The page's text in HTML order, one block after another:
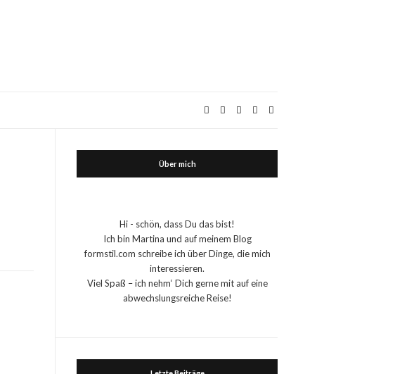
Über mich
Hi - schön, dass Du das bist!
Ich bin Martina und auf meinem Blog
formstil.com schreibe ich über Dinge, die mich
interessieren.
Viel Spaß – ich nehm‘ Dich gerne mit auf eine
abwechslungsreiche Reise!